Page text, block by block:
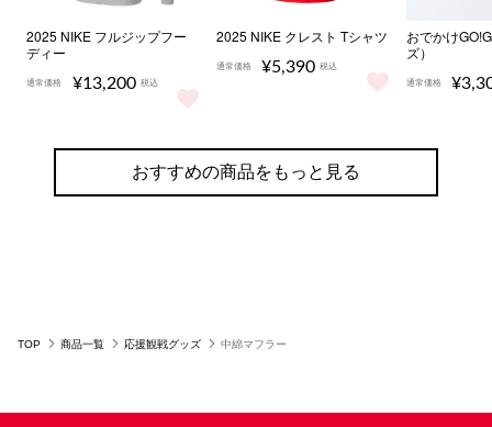
2025 NIKE フルジップフー
ディー
通常価格 ¥13,200 税込
2025 NIKE フルジップフーディー をもっと見る
2025 NIKE クレスト Tシャツ
通常価格 ¥5,390 税込
2025 NIKE クレスト Tシャツ をも
おでかけ
ズ）
通常価格
おすすめの商品をもっと見る
TOP 商品一覧 応援観戦グッズ 中綿マフラー